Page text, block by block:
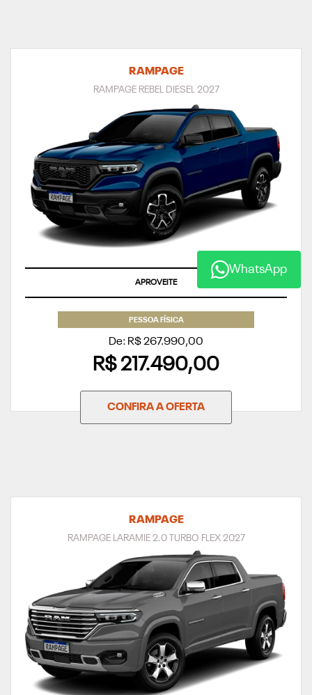
RAMPAGE
RAMPAGE REBEL DIESEL 2027
ÚLTIMAS UNIDADES
PESSOA FÍSICA
De: R$ 267.990,00
R$ 217.490,00
CONFIRA A OFERTA
RAMPAGE
RAMPAGE LARAMIE 2.0 TURBO FLEX 2027
WhatsApp